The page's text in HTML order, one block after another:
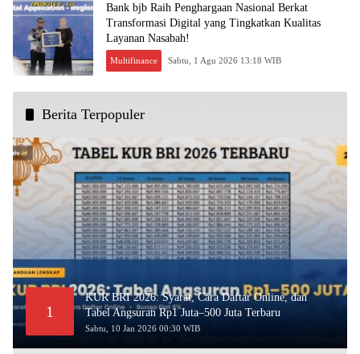
Bank bjb Raih Penghargaan Nasional Berkat
Transformasi Digital yang Tingkatkan Kualitas
Layanan Nasabah!
Multifinance Sabtu, 1 Agu 2026 13:18 WIB
Berita Terpopuler
1
KUR BRI 2026: Syarat, Cara Daftar Online, dan
Tabel Angsuran Rp1 Juta–500 Juta Terbaru
Sabtu, 10 Jan 2026 00:30 WIB